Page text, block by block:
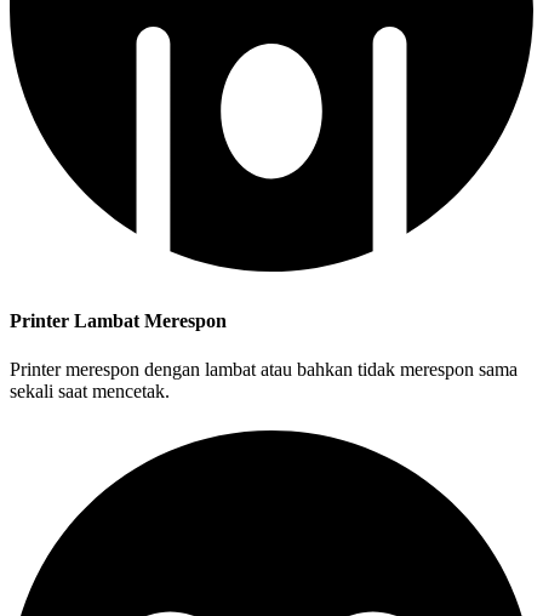
Printer Lambat Merespon
Printer merespon dengan lambat atau bahkan tidak merespon sama
sekali saat mencetak.